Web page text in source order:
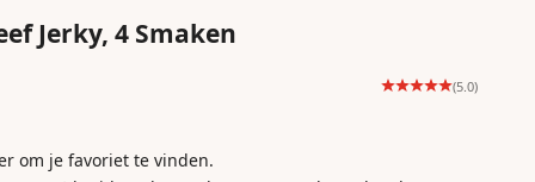
Jerky, 4 Smaken
(5.0)
om je favoriet te vinden.